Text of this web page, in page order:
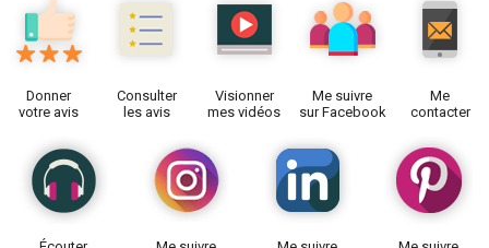
Donner
votre avis
Consulter
les avis
Visionner
mes vidéos
Me suivre
sur Facebook
Me
contacter